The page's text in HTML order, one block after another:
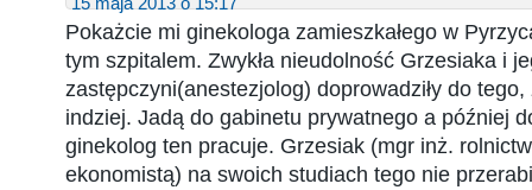
Pokażcie mi ginekologa zamieszkałego w
tym szpitalem. Zwykła nieudolność Grzesiaka i
zastępczyni(anestezjolog) doprowadziły do
indziej. Jadą do gabinetu prywatnego a później
ginekolog ten pracuje. Grzesiak (mgr inż.
ekonomistą) na swoich studiach tego nie